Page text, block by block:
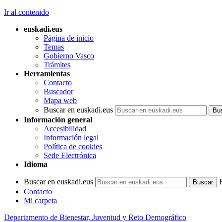
Ir al contenido
euskadi.eus
Página de inicio
Temas
Gobierno Vasco
Trámites
Herramientas
Contacto
Buscador
Mapa web
Buscar en euskadi.eus
Información general
Accesibilidad
Información legal
Política de cookies
Sede Electrónica
Idioma
Buscar en euskadi.eus
Contacto
Mi carpeta
Departamento de Bienestar, Juventud y Reto Demográfico